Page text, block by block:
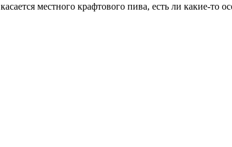
местного крафтового пива, есть ли какие-то